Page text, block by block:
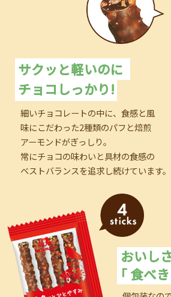
サクッと軽いのに
チョコしっかり!
細いチョコレートの中に、食感と風
味にこだわった2種類のパフと焙煎
アーモンドがぎっしり。
常にチョコの味わいと具材の食感の
ベストバランスを追求し続けています。
おいし
｢ 食べ